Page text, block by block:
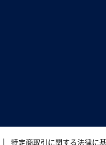
特定商取引に関する法律に